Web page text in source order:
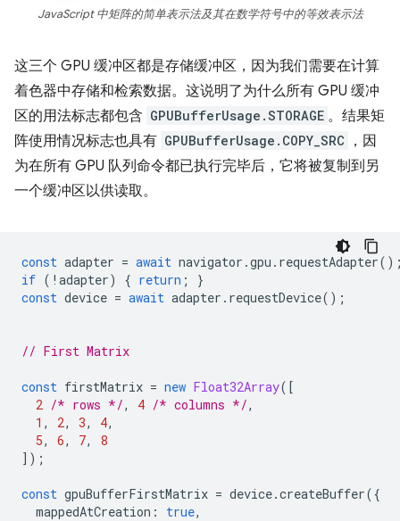
JavaScript 中矩阵的简单表示法及其在数学符号中的等效表示法
这三个 GPU 缓冲区都是存储缓冲区，因为我们需要在计算
着色器中存储和检索数据。这说明了为什么所有 GPU 缓冲
区的用法标志都包含 GPUBufferUsage.STORAGE 。结果矩
阵使用情况标志也具有 GPUBufferUsage.COPY_SRC
，因
为在所有 GPU 队列命令都已执行完毕后，它将被复制到另
一个缓冲区以供读取。
const adapter = await navigator .gpu . requestAdapter
if ( ! adapter) { return ;
}
const device = await adapter . requestDevice();
// First Matrix
const firstMatrix = new Float32Array([
2 /* rows */, 4 /* columns */,
1 , 2, 3, 4,
5, 6, 7,
8
]);
const gpuBufferFirstMatrix = device.createBuffer({
mappedAtCreation : true,